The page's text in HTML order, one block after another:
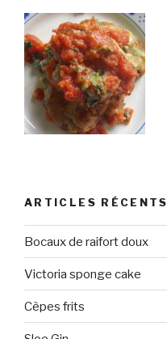
ARTICLES RÉCENTS
Bocaux de raifort doux
Victoria sponge cake
Cèpes frits